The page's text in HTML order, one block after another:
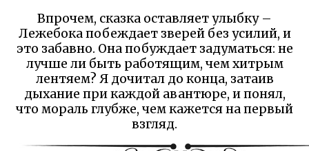
Впрочем, сказка оставляет улыбку –
Лежебока побеждает зверей без усилий, и
это забавно. Она побуждает задуматься: не
лучше ли быть работящим, чем хитрым
лентяем? Я дочитал до конца, затаив
дыхание при каждой авантюре, и понял,
что мораль глубже, чем кажется на первый
взгляд.